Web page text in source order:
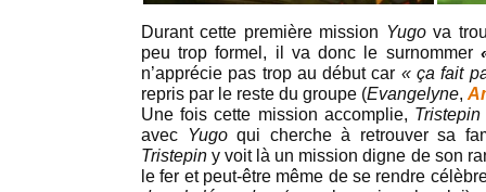
Durant cette première mission Yugova
peu trop formel, il va donc le surnommer
n’apprécie pas trop au début car « ça fait
repris par le reste du groupe (Evangelyne,
Une fois cette mission accomplie,
avec Yugoqui cherche à retrouver sa
Tristepiny voit là un mission digne de son
le fer et peut-être même de se rendre